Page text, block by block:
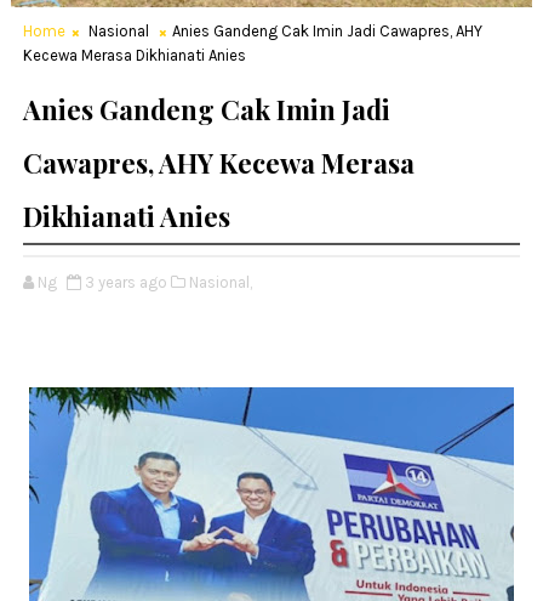
Home Nasional
Anies Gandeng Cak Imin Jadi Cawapres, AHY
Kecewa Merasa Dikhianati Anies
Anies Gandeng Cak Imin Jadi
Cawapres, AHY Kecewa Merasa
Dikhianati Anies
Ng 3 years ago Nasional,